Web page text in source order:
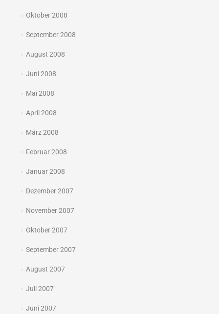
Oktober 2008
September 2008
August 2008
Juni 2008
Mai 2008
April 2008
März 2008
Februar 2008
Januar 2008
Dezember 2007
November 2007
Oktober 2007
September 2007
August 2007
Juli 2007
Juni 2007